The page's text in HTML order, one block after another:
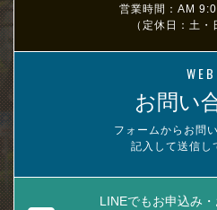
営業時間：AM
（定休日：土・
WEB
お問い
フォームからお問
記入して送信し
LINEでもお申込み